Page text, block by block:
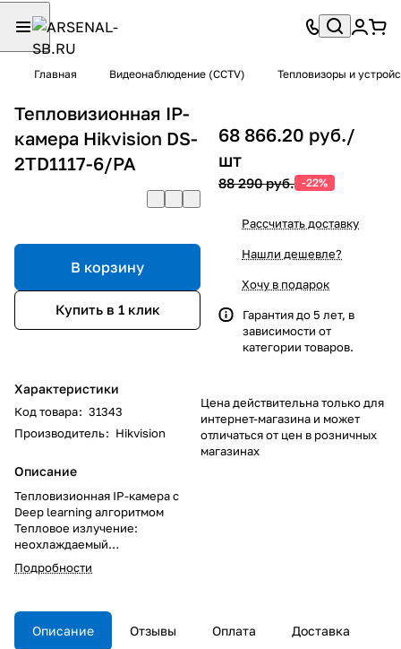
Главная Видеонаблюдение (CCTV) Тепловизоры и
Тепловизионная IP-
камера Hikvision DS-
2TD1117-6/PA
В корзину
Купить в 1 клик
Характеристики
Код товара: 31343
Производитель: Hikvision
Описание
Тепловизионная IP-камера с
Deep learning алгоритмом
Тепловое излучение:
неохлаждаемый
микроболометрический
сенсор; 6.2мм@F1.1; область
транспорт/человек: 559/182м,
распознавание транспорт/
человек: 140/46м,
Подробности
68 866.20 руб./
шт
88 290 руб. -22%
Рассчитать доставку
Нашли дешевле?
Хочу в подарок
Гарантия до 5 лет, в
зависимости от
категории товаров.
Цена действительна только для
интернет-магазина и может
отличаться от цен в розничных
магазинах
Описание Отзывы Оплата Доставка